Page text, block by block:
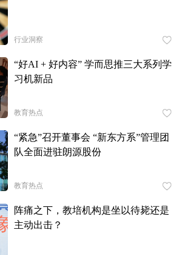
行业洞察
“好AI + 好内容” 学而思推三大系列学
习机新品
教育热点
“紧急”召开董事会 “新东方系”管理团
队全面进驻朗源股份
教育热点
阵痛之下，教培机构是坐以待毙还是
主动出击？